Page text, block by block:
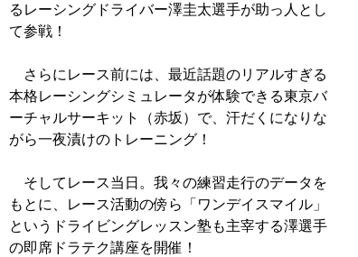
るレーシングドライバー澤圭太選手が助っ人とし
て参戦！
さらにレース前には、最近話題のリアルすぎる
本格レーシングシミュレータが体験できる東京バ
ーチャルサーキット（赤坂）で、汗だくになりな
がら一夜漬けのトレーニング！
そしてレース当日。我々の練習走行のデータを
もとに、レース活動の傍ら「ワンデイスマイル」
というドライビングレッスン塾も主宰する澤選手
の即席ドラテク講座を開催！